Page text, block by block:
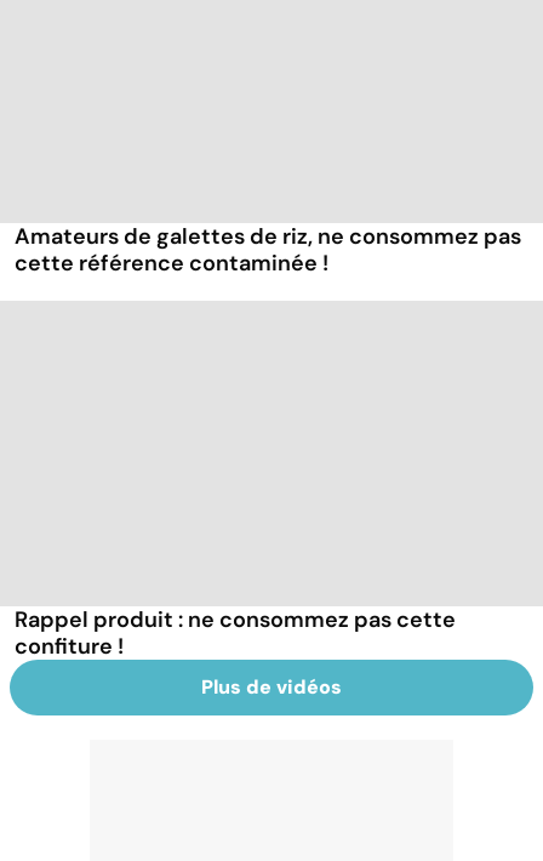
Amateurs de galettes de riz, ne consommez pas
cette référence contaminée !
Rappel produit : ne consommez pas cette
confiture !
Plus de vidéos